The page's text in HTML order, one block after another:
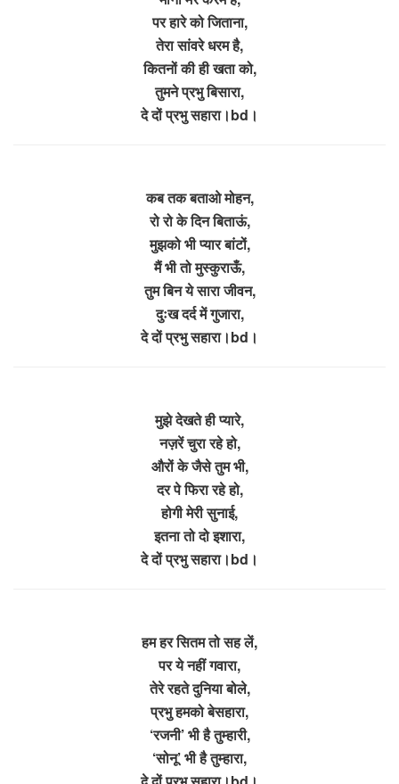
पर हारे को जिताना,
तेरा सांवरे धरम है,
कितनों की ही खता को,
तुमने प्रभु बिसारा,
दे दों प्रभु सहारा।bd।
कब तक बताओ मोहन,
रो रो के दिन बिताऊं,
मुझको भी प्यार बांटों,
मैं भी तो मुस्कुराऊँ,
तुम बिन ये सारा जीवन,
दुःख दर्द में गुजारा,
दे दों प्रभु सहारा।bd।
मुझे देखते ही प्यारे,
नज़रें चुरा रहे हो,
औरों के जैसे तुम भी,
दर पे फिरा रहे हो,
होगी मेरी सुनाई,
इतना तो दो इशारा,
दे दों प्रभु सहारा।bd।
हम हर सितम तो सह लें,
पर ये नहीं गवारा,
तेरे रहते दुनिया बोले,
प्रभु हमको बेसहारा,
‘रजनी’ भी है तुम्हारी,
‘सोनू’ भी है तुम्हारा,